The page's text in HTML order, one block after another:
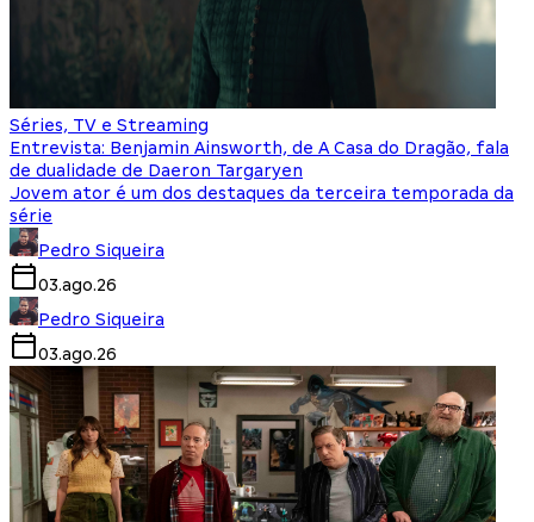
Séries, TV e Streaming
Entrevista: Benjamin Ainsworth, de A Casa do Dragão, fala
de dualidade de Daeron Targaryen
Jovem ator é um dos destaques da terceira temporada da
série
Pedro Siqueira
03.ago.26
Pedro Siqueira
03.ago.26